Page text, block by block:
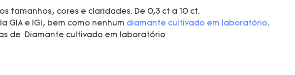
tamanhos, cores e claridades. De 0,3 ct a 10 ct.
GIA e IGI, bem como nenhum diamante cultivado em laboratório.
de Diamante cultivado em laboratório